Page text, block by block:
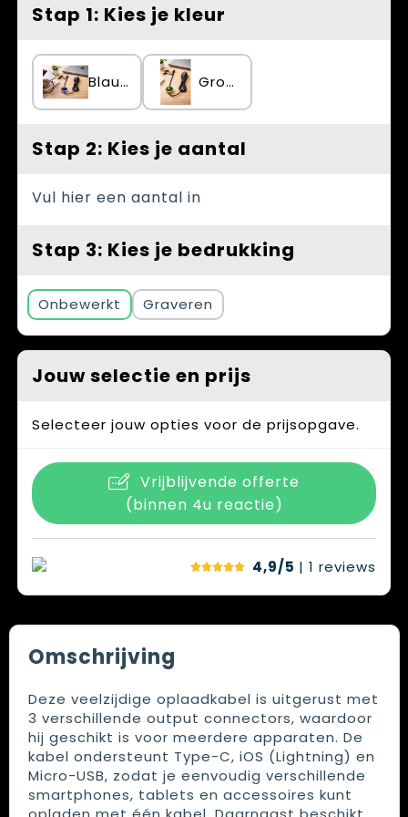
Veiligheid, Auto en Fiets
Stap 1: Kies je kleur
Blauw Groen
Stap 2: Kies je aantal
Vul hier een aantal in
Stap 3: Kies je bedrukking
Onbewerkt Graveren
Jouw selectie en prijs
Selecteer jouw opties voor de prijsopgave.
Vrijblijvende offerte
(binnen 4u reactie)
4,9/5 | 1 reviews
Omschrijving
Deze veelzijdige oplaadkabel is uitgerust met
3 verschillende output connectors, waardoor
hij geschikt is voor meerdere apparaten. De
kabel ondersteunt Type-C, iOS (Lightning) en
Micro-USB, zodat je eenvoudig verschillende
smartphones, tablets en accessoires kunt